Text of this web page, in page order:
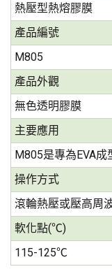
熱壓型熱熔膠膜
產品編號
M805
產品外觀
無色透明膠膜
主要應用
M805是專為EVA
操作方式
滾輪熱壓或壓高周
軟化點(℃)
115-125℃